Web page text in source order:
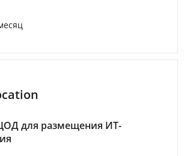
для размещения ИТ-